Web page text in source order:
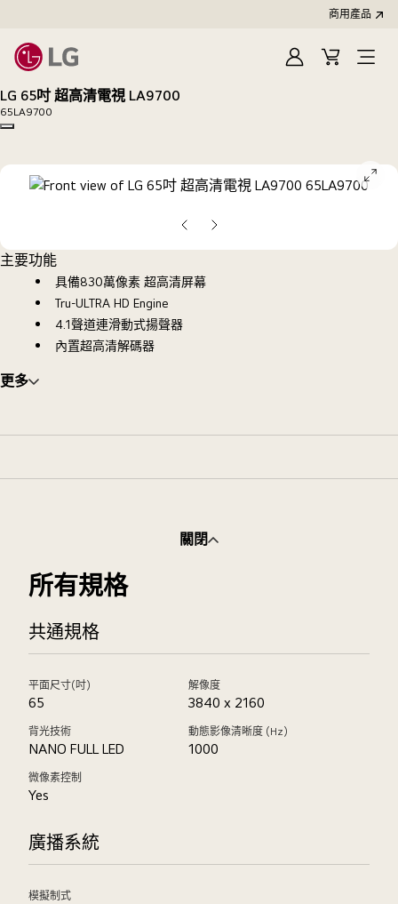
商用產品
登
購
LG 65吋 超高清電視 LA9700
65LA9700
Copy model name
上
一
張
投
下
一
主要功能
具備830萬像素 超高清屏幕
Tru-ULTRA HD Engine
4.1聲道連滑動式揚聲器
內置超高清解碼器
更多
關閉
所有規格
共通規格
平面尺寸(吋)
65
解像度
3840 x 2160
背光技術
NANO FULL LED
動態影像清晰度 (Hz)
1000
微像素控制
Yes
廣播系統
模擬制式